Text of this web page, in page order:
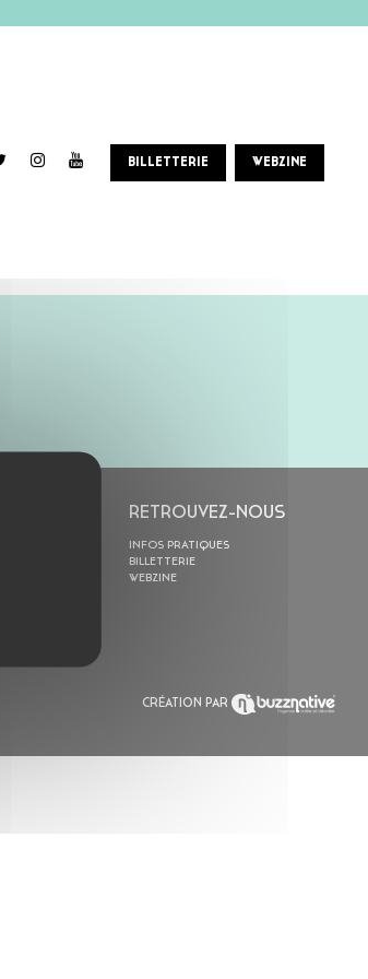
BILLETTERIE WEBZINE
RETROUVEZ-NOUS
INFOS PRATIQUES
BILLETTERIE
WEBZINE
CRÉATION PAR